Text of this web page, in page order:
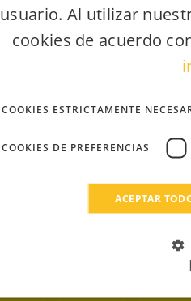
usuario. Al utilizar
cookies de acuerdo
COOKIES ESTRICTAMENTE
COOKIES DE PREFERENCIAS
ACEPTAR